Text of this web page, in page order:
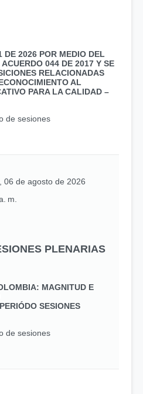
DE 2026 POR MEDIO DEL
044 DE 2017 Y SE
RELACIONADAS
AL
PARA LA CALIDAD –
de sesiones
06 de agosto de 2026
m.
PLENARIAS
MAGNITUD E
SESIONES
de sesiones